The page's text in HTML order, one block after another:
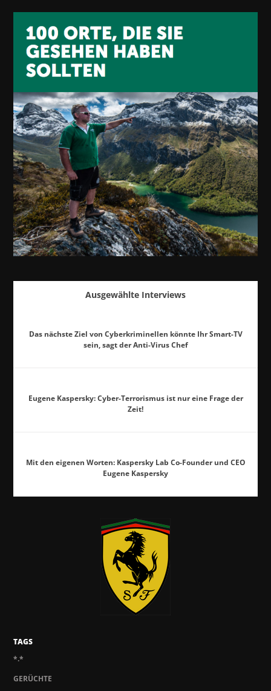
Ausgewählte Interviews
Das nächste Ziel von Cyberkriminellen könnte Ihr Smart-TV
sein, sagt der Anti-Virus Chef
Eugene Kaspersky: Cyber-Terrorismus ist nur eine Frage der
Zeit!
Mit den eigenen Worten: Kaspersky Lab Co-Founder und CEO
Eugene Kaspersky
TAGS
*.*
GERÜCHTE